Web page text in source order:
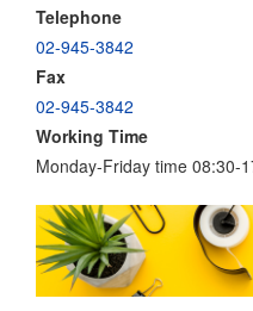
Telephone
02-945-3842
Fax
02-945-3842
Working Time
Monday-Friday time 08:30-